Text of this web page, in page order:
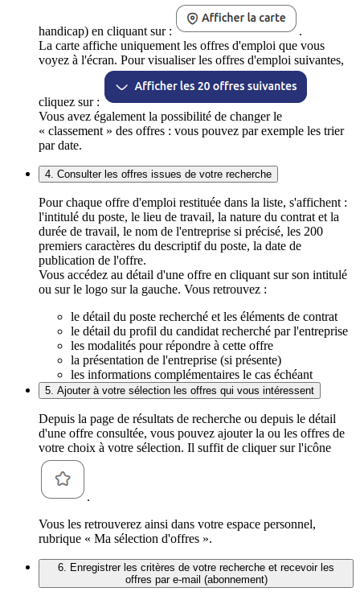
handicap) en cliquant sur :
.
La carte affiche uniquement les offres d'emploi que vous
voyez à l'écran. Pour visualiser les offres d'emploi suivantes,
cliquez sur :
Vous avez également la possibilité de changer le
« classement » des offres : vous pouvez par exemple les trier
par date.
4. Consulter les offres issues de votre recherche
Pour chaque offre d'emploi restituée dans la liste, s'affichent :
l'intitulé du poste, le lieu de travail, la nature du contrat et la
durée de travail, le nom de l'entreprise si précisé, les 200
premiers caractères du descriptif du poste, la date de
publication de l'offre.
Vous accédez au détail d'une offre en cliquant sur son intitulé
ou sur le logo sur la gauche. Vous retrouvez :
le détail du poste recherché et les éléments de contrat
le détail du profil du candidat recherché par l'entreprise
les modalités pour répondre à cette offre
la présentation de l'entreprise (si présente)
les informations complémentaires le cas échéant
5. Ajouter à votre sélection les offres qui vous intéressent
Depuis la page de résultats de recherche ou depuis le détail
d'une offre consultée, vous pouvez ajouter la ou les offres de
votre choix à votre sélection. Il suffit de cliquer sur l'icône
.
Vous les retrouverez ainsi dans votre espace personnel,
rubrique « Ma sélection d'offres ».
6. Enregistrer les critères de votre recherche et recevoir les
offres par e-mail (abonnement)